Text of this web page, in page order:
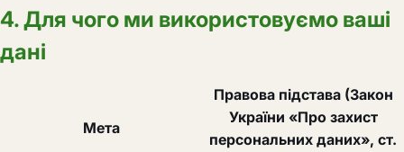
4. Для чого ми використовуємо ваші
дані
Мета
Правова підстава (Закон
України «Про захист
персональних даних», ст.